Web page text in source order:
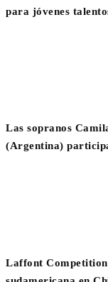
para jóvenes
Las sopranos
(Argentina)
Laffont